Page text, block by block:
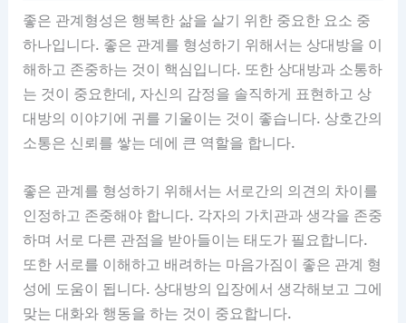
좋은 관계형성은 행복한 삶을 살기 위한 중요한 요소 중
하나입니다. 좋은 관계를 형성하기 위해서는 상대방을 이
해하고 존중하는 것이 핵심입니다. 또한 상대방과 소통하
는 것이 중요한데, 자신의 감정을 솔직하게 표현하고 상
대방의 이야기에 귀를 기울이는 것이 좋습니다. 상호간의
소통은 신뢰를 쌓는 데에 큰 역할을 합니다.
좋은 관계를 형성하기 위해서는 서로간의 의견의 차이를
인정하고 존중해야 합니다. 각자의 가치관과 생각을 존중
하며 서로 다른 관점을 받아들이는 태도가 필요합니다.
또한 서로를 이해하고 배려하는 마음가짐이 좋은 관계 형
성에 도움이 됩니다. 상대방의 입장에서 생각해보고 그에
맞는 대화와 행동을 하는 것이 중요합니다.